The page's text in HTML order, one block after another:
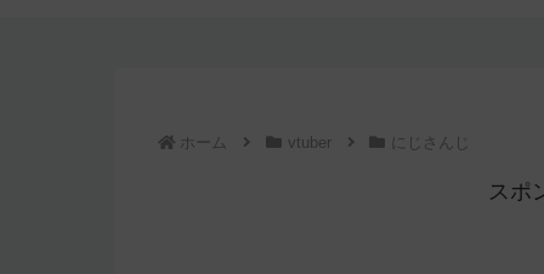
ホーム vtuber にじさんじ
スポ